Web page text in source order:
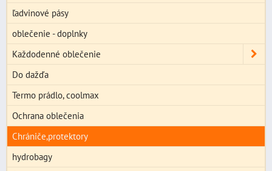
ľadvinové pásy
oblečenie - doplnky
Každodenné oblečenie
Do dažďa
Termo prádlo, coolmax
Ochrana oblečenia
Chrániče,protektory
hydrobagy